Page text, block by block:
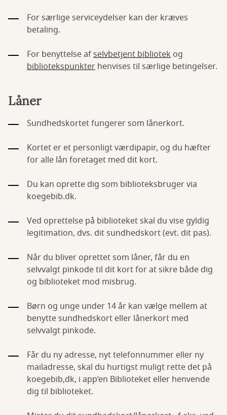
For særlige serviceydelser kan der kræves
betaling.
For benyttelse afselvbetjent bibliotek og
bibliotekspunkter henvises til særlige betingelser.
Låner
Sundhedskortet fungerer som lånerkort.
Kortet er et personligt værdipapir, og du hæfter
for alle lån foretaget med dit kort.
Du kan oprette dig som biblioteksbruger via
koegebib.dk.
Ved oprettelse på biblioteket skal du vise gyldig
legitimation, dvs. dit sundhedskort (evt. dit pas).
Når du bliver oprettet som låner, får du en
selvvalgt pinkode til dit kort for at sikre både dig
og biblioteket mod misbrug.
Børn og unge under 14 år kan vælge mellem at
benytte sundhedskort eller lånerkort med
selvvalgt pinkode.
Får du ny adresse, nyt telefonnummer eller ny
mailadresse, skal du hurtigst muligt rette det på
koegebib,dk, i app’en Biblioteket eller henvende
dig til biblioteket.